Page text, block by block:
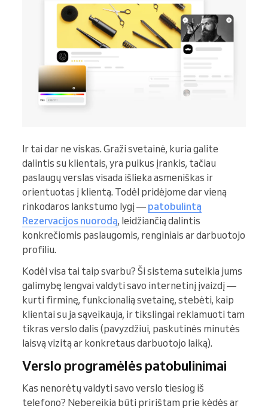
Ir tai dar ne viskas. Graži svetainė, kuria galite
dalintis su klientais, yra puikus įrankis, tačiau
paslaugų verslas visada išlieka asmeniškas ir
orientuotas į klientą. Todėl pridėjome dar vieną
rinkodaros lankstumo lygį — patobulintą
Rezervacijos nuorodą, leidžiančią dalintis
konkrečiomis paslaugomis, renginiais ar darbuotojo
profiliu.
Kodėl visa tai taip svarbu? Ši sistema suteikia jums
galimybę lengvai valdyti savo internetinį įvaizdį —
kurti firminę, funkcionalią svetainę, stebėti, kaip
klientai su ja sąveikauja, ir tikslingai reklamuoti tam
tikras verslo dalis (pavyzdžiui, paskutinės minutės
laisvą vizitą ar konkretaus darbuotojo laiką).
Verslo programėlės patobulinimai
Kas nenorėtų valdyti savo verslo tiesiog iš
telefono? Nebereikia būti pririštam prie kėdės ar